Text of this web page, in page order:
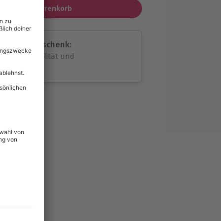
In den Warenkorb
Geschenk:
volle Flexibilität und